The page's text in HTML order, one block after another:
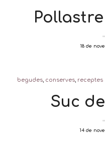
18 de
begudes, conserves, receptes
Suc
14 de